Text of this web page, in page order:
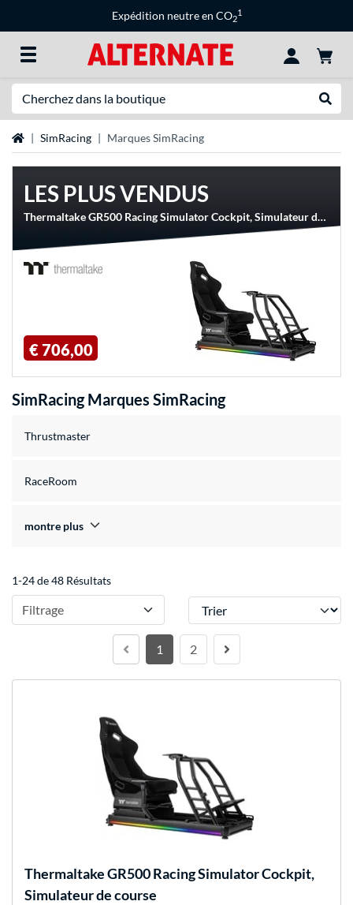
Expédition neutre en CO2
1
Page d'accueil
SimRacing Marques SimRacing
LES PLUS VENDUS
Thermaltake GR500 Racing Simulator Cockpit, Simulateur de course
€ 706,00
SimRacing Marques SimRacing
Thrustmaster
RaceRoom
montre plus
1-24 de 48 Résultats
Filtrage Trier
1 2
ThermaltakeGR500 Racing Simulator Cockpit,
Simulateur de course